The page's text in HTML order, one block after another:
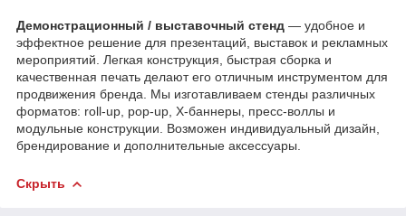
Демонстрационный / выставочный стенд — удобное и
эффектное решение для презентаций, выставок и рекламных
мероприятий. Легкая конструкция, быстрая сборка и
качественная печать делают его отличным инструментом для
продвижения бренда. Мы изготавливаем стенды различных
форматов: roll-up, pop-up, X-баннеры, пресс-воллы и
модульные конструкции. Возможен индивидуальный дизайн,
брендирование и дополнительные аксессуары.
Скрыть